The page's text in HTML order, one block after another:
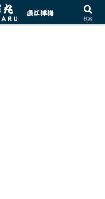
検索